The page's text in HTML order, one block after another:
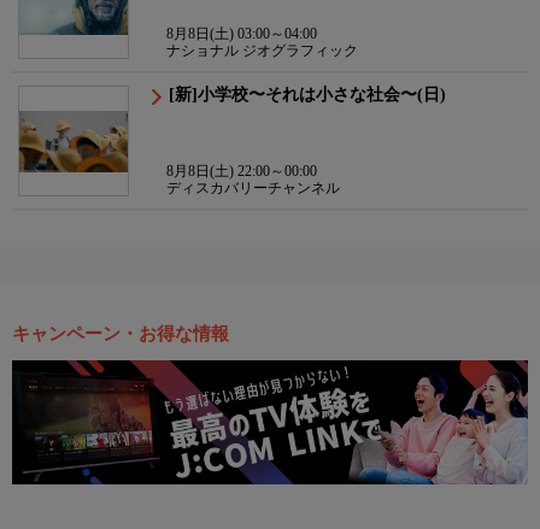
8月8日(土) 03:00～04:00
ナショナル ジオグラフィック
[新]小学校〜それは小さな社会〜(日)
8月8日(土) 22:00～00:00
ディスカバリーチャンネル
キャンペーン・お得な情報